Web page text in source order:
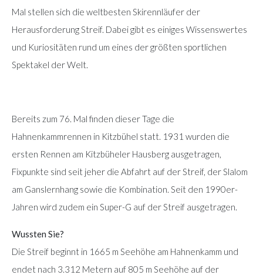
Mal stellen sich die weltbesten Skirennläufer der
Herausforderung Streif. Dabei gibt es einiges Wissenswertes
und Kuriositäten rund um eines der größten sportlichen
Spektakel der Welt.
Bereits zum 76. Mal finden dieser Tage die
Hahnenkammrennen in Kitzbühel statt. 1931 wurden die
ersten Rennen am Kitzbüheler Hausberg ausgetragen,
Fixpunkte sind seit jeher die Abfahrt auf der Streif, der Slalom
am Ganslernhang sowie die Kombination. Seit den 1990er-
Jahren wird zudem ein Super-G auf der Streif ausgetragen.
Wussten Sie?
Die Streif beginnt in 1665 m Seehöhe am Hahnenkamm und
endet nach 3.312 Metern auf 805 m Seehöhe auf der